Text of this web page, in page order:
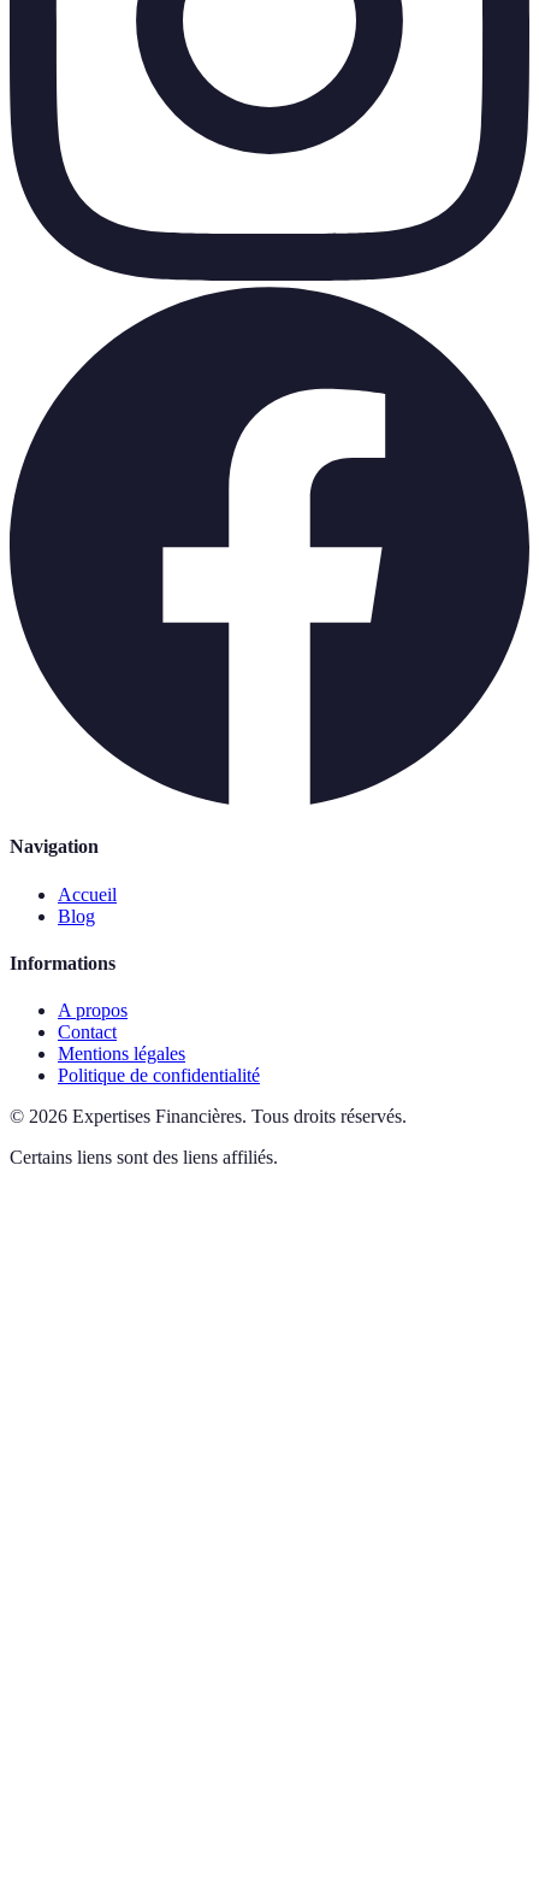
Navigation
Accueil
Blog
Informations
A propos
Contact
Mentions légales
Politique de confidentialité
© 2026 Expertises Financières. Tous droits réservés.
Certains liens sont des liens affiliés.